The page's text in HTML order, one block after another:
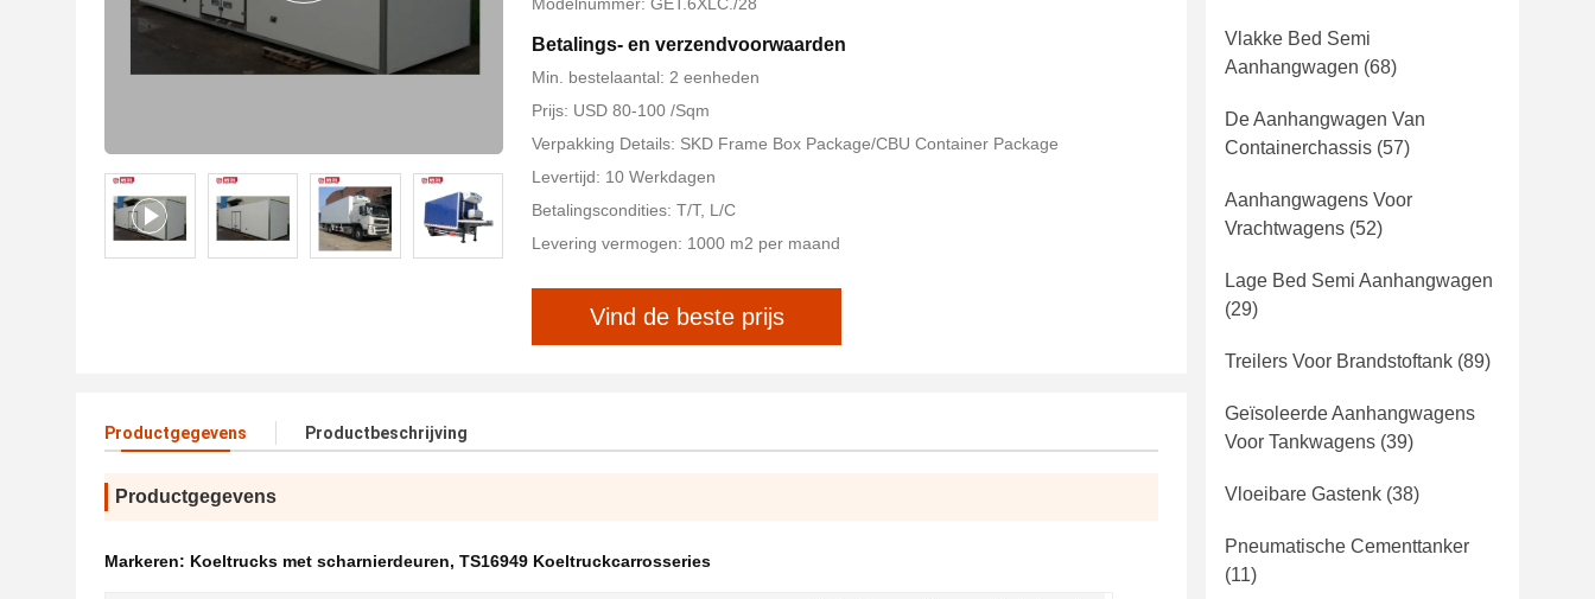
Betalings- en verzendvoorwaarden
Min. bestelaantal: 2 eenheden
Prijs: USD 80-100 /Sqm
Verpakking Details: SKD Frame Box Package/CBU Container Package
Levertijd: 10 Werkdagen
Betalingscondities: T/T, L/C
Levering vermogen: 1000 m2 per maand
Vind de beste prijs
Productgegevens Productbeschrijving
Productgegevens
Markeren: Koeltrucks met scharnierdeuren, TS16949 Koeltruckcarrosseries
Vlakke Bed Semi
Aanhangwagen (68)
De Aanhangwagen Van
Containerchassis (57)
Aanhangwagens Voor
Vrachtwagens (52)
Lage Bed Semi Aanhangwagen
(29)
Treilers Voor Brandstoftank (89)
Geïsoleerde Aanhangwagens
Voor Tankwagens (39)
Vloeibare Gastenk (38)
Pneumatische Cementtanker
(11)